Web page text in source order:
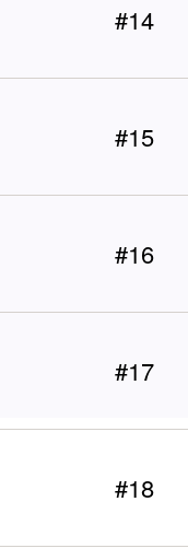
#14
#15
#16
#17
#18